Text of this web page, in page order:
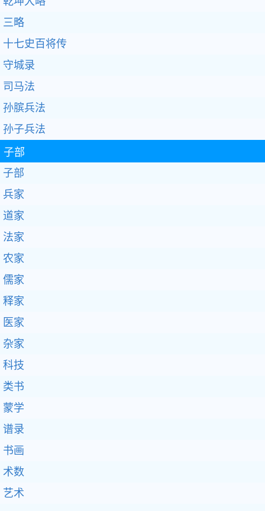
三略
十七史百将传
守城录
司马法
孙膑兵法
孙子兵法
子部
子部
兵家
道家
法家
农家
儒家
释家
医家
杂家
科技
类书
蒙学
谱录
书画
术数
艺术